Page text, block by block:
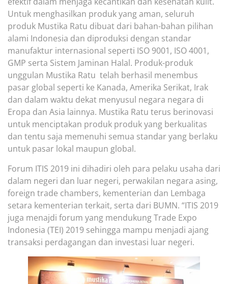
Untuk menghasilkan produk yang aman, seluruh
produk Mustika Ratu dibuat dari bahan-bahan pilihan
alami Indonesia dan diproduksi dengan standar
manufaktur internasional seperti ISO 9001, ISO 4001,
GMP serta Sistem Jaminan Halal. Produk-produk
unggulan Mustika Ratu telah berhasil menembus
pasar global seperti ke Kanada, Amerika Serikat, Irak
dan dalam waktu dekat menyusul negara negara di
Eropa dan Asia lainnya. Mustika Ratu terus berinovasi
untuk menciptakan produk produk yang berkualitas
dan tentu saja memenuhi semua standar yang berlaku
untuk pasar lokal maupun global.
Forum ITIS 2019 ini dihadiri oleh para pelaku usaha dari
dalam negeri dan luar negeri, perwakilan negara asing,
foreign trade chambers, kementerian dan Lembaga
setara kementerian terkait, serta dari BUMN. “ITIS 2019
juga menajdi forum yang mendukung Trade Expo
Indonesia (TEI) 2019 sehingga mampu menjadi ajang
transaksi perdagangan dan investasi luar negeri.